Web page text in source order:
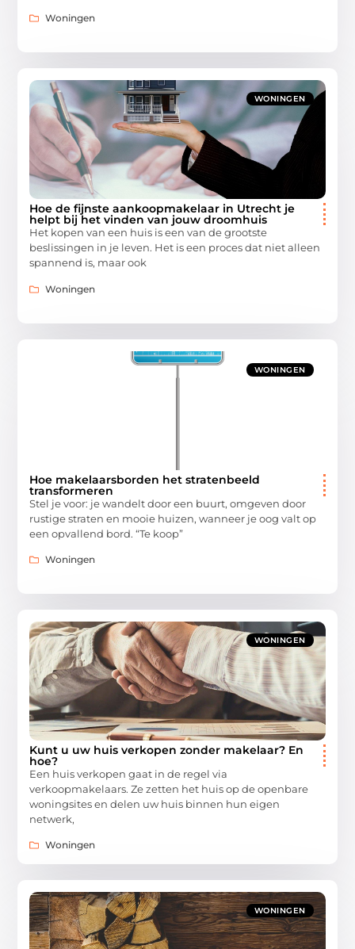
Woningen
WONINGEN
Hoe de fijnste aankoopmakelaar in Utrecht je
helpt bij het vinden van jouw droomhuis
Het kopen van een huis is een van de grootste
beslissingen in je leven. Het is een proces dat niet alleen
spannend is, maar ook
Woningen
WONINGEN
Hoe makelaarsborden het stratenbeeld
transformeren
Stel je voor: je wandelt door een buurt, omgeven door
rustige straten en mooie huizen, wanneer je oog valt op
een opvallend bord. “Te koop”
Woningen
WONINGEN
Kunt u uw huis verkopen zonder makelaar? En
hoe?
Een huis verkopen gaat in de regel via
verkoopmakelaars. Ze zetten het huis op de openbare
woningsites en delen uw huis binnen hun eigen
netwerk,
Woningen
WONINGEN